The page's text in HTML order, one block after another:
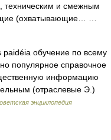
техническим и смежным
(охватывающие… …
обучение по всему
популярное справочное
информацию
(отраслевые Э.)
энциклопедия